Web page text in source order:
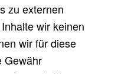
zu externen
wir keinen
wir für diese
Gewähr